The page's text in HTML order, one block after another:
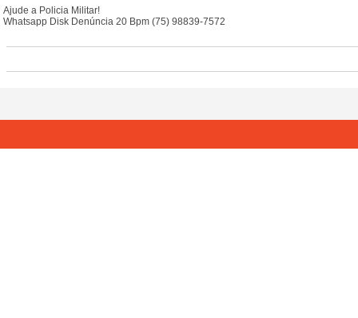
Ajude a Policia Militar!
Whatsapp Disk Denúncia 20 Bpm (75) 98839-7572